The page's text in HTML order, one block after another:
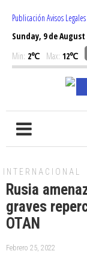
Publicación Avisos Legales
Sunday, 9 de August
Min: 2℃ Max: 12℃
INTERNACIONAL
Rusia
graves
OTAN
Febrero 25, 2022